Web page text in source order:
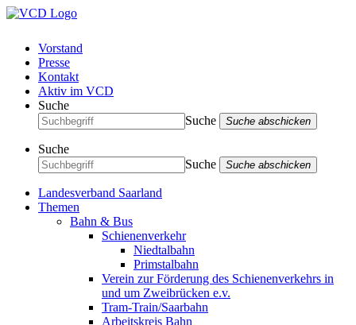
Vorstand
Presse
Kontakt
Aktiv im VCD
Suche
Suche
Suche abschicken
Suche
Suche
Suche abschicken
Landesverband Saarland
Themen
Bahn & Bus
Schienenverkehr
Niedtalbahn
Primstalbahn
Verein zur Förderung des Schienenverkehrs in
und um Zweibrücken e.v.
Tram-Train/Saarbahn
Arbeitskreis Bahn